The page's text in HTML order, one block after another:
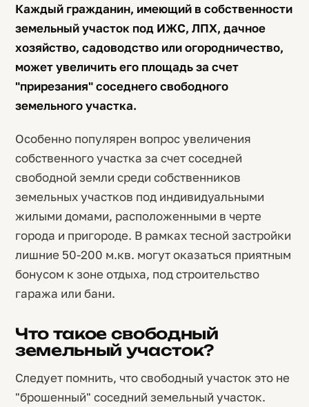
Каждый гражданин, имеющий в собственности
земельный участок под ИЖС, ЛПХ, дачное
хозяйство, садоводство или огородничество,
может увеличить его площадь за счет
"прирезания" соседнего свободного
земельного участка.
Особенно популярен вопрос увеличения
собственного участка за счет соседней
свободной земли среди собственников
земельных участков под индивидуальными
жилыми домами, расположенными в черте
города и пригороде. В рамках тесной застройки
лишние 50-200 м.кв. могут оказаться приятным
бонусом к зоне отдыха, под строительство
гаража или бани.
Что такое свободный
земельный участок?
Следует помнить, что свободный участок это не
"брошенный" соседний земельный участок.